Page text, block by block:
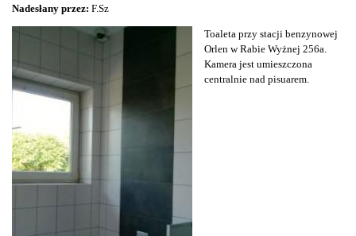
Nadesłany przez: F.Sz
Toaleta przy stacji benzynowej
Orlen w Rabie Wyżnej 256a.
Kamera jest umieszczona
centralnie nad pisuarem.